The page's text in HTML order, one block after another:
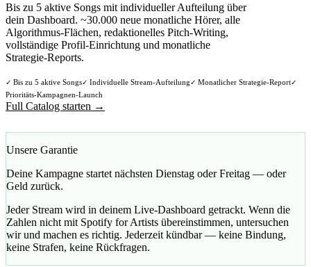
Bis zu 5 aktive Songs mit individueller Aufteilung über
dein Dashboard. ~30.000 neue monatliche Hörer, alle
Algorithmus-Flächen, redaktionelles Pitch-Writing,
vollständige Profil-Einrichtung und monatliche
Strategie-Reports.
✓ Bis zu 5 aktive Songs✓ Individuelle Stream-Aufteilung✓ Monatlicher Strategie-Report✓
Prioritäts-Kampagnen-Launch
Full Catalog starten →
Unsere Garantie
Deine Kampagne startet nächsten Dienstag oder Freitag — oder
Geld zurück.
Jeder Stream wird in deinem Live-Dashboard getrackt. Wenn die
Zahlen nicht mit Spotify for Artists übereinstimmen, untersuchen
wir und machen es richtig. Jederzeit kündbar — keine Bindung,
keine Strafen, keine Rückfragen.